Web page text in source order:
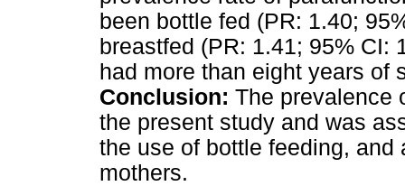
been bottle fed (PR: 1.40;
breastfed (PR: 1.41; 95% CI:
had more than eight years of
Conclusion: The prevalence
the present study and was
the use of bottle feeding,
mothers.